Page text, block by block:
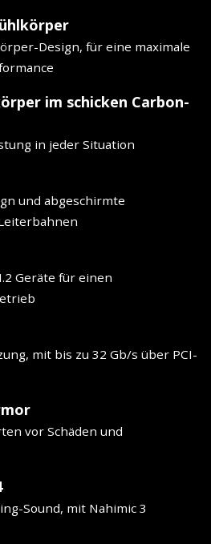
Design, für eine maximale
im schicken Carbon-
in jeder Situation
und abgeschirmte
Geräte für einen
mit bis zu 32 Gb/s über PCI-
vor Schäden und
Sound, mit Nahimic 3